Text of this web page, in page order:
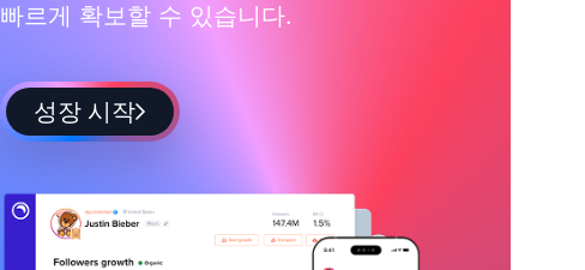
빠르게 확보할 수 있습니다.
성장 시작